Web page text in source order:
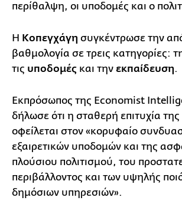
περίθαλψη, οι υποδομές και ο
Η Κοπεγχάγη συγκέντρωσε την
βαθμολογία σε τρεις κατηγορίες:
τις υποδομές και την εκπαίδευση.
Εκπρόσωπος της Economist
δήλωσε ότι η σταθερή επιτυχία
οφείλεται στον «κορυφαίο
εξαιρετικών υποδομών και της
πλούσιου πολιτισμού, του
περιβάλλοντος και των υψηλής
δημόσιων υπηρεσιών».